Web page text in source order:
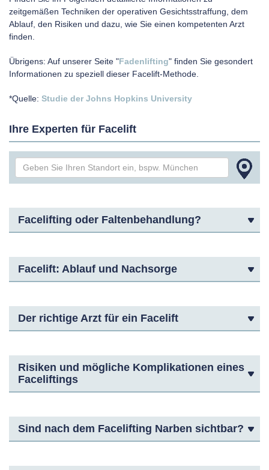
zeitgemäßen Techniken der operativen Gesichtsstraffung, dem
Ablauf, den Risiken und dazu, wie Sie einen kompetenten Arzt
finden.
Übrigens: Auf unserer Seite "Fadenlifting" finden Sie gesondert
Informationen zu speziell dieser Facelift-Methode.
*Quelle: Studie der Johns Hopkins University
Ihre Experten für Facelift
Facelifting oder Faltenbehandlung?
Facelift: Ablauf und Nachsorge
Der richtige Arzt für ein Facelift
Risiken und mögliche Komplikationen eines
Faceliftings
Sind nach dem Facelifting Narben sichtbar?